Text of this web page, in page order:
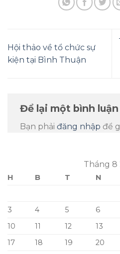
Hội thảo về tổ chức sự
kiện tại Bình Thuận
Để lại một bình luận
Bạn phải đăng nhập để
Tháng 8
H B T N
3
4 5 6
10
11 12 13
17
18 19 20